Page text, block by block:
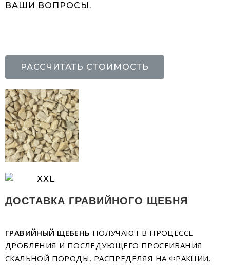
ВАШИ ВОПРОСЫ.
РАССЧИТАТЬ СТОИМОСТЬ
ДОСТАВКА ГРАВИЙНОГО ЩЕБНЯ
ГРАВИЙНЫЙ ЩЕБЕНЬ ПОЛУЧАЮТ В ПРОЦЕССЕ
ДРОБЛЕНИЯ И ПОСЛЕДУЮЩЕГО ПРОСЕИВАНИЯ
СКАЛЬНОЙ ПОРОДЫ, РАСПРЕДЕЛЯЯ НА ФРАКЦИИ.